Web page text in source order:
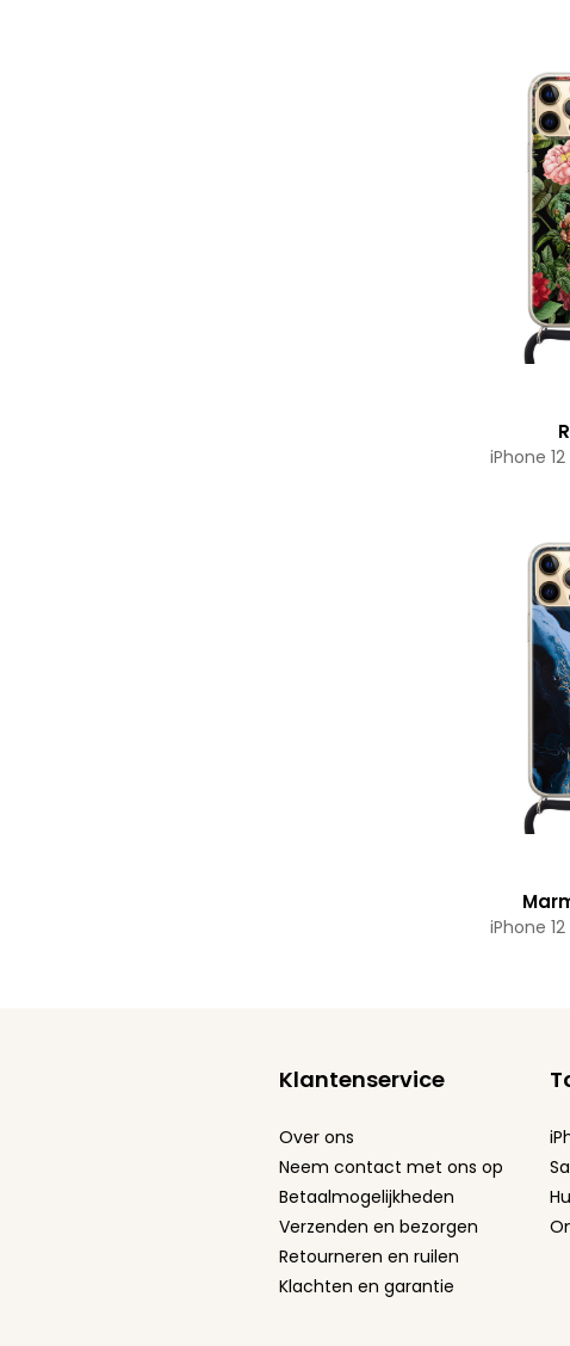
iPhone
iPhone
Klantenservice
Over ons
Neem contact met ons op
Betaalmogelijkheden
Verzenden en bezorgen
Retourneren en ruilen
Klachten en garantie